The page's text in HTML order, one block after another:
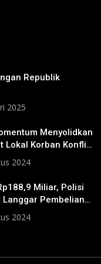
Republik
2025
Menyolidkan
Lokal Korban Konflik
2024
Miliar, Polisi
Langgar Pembelian
2024